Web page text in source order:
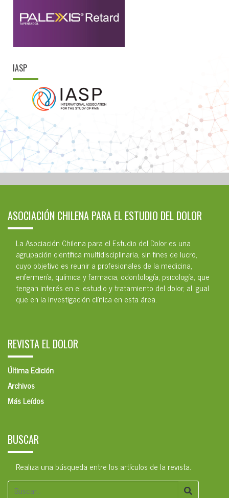
IASP
ASOCIACIÓN CHILENA PARA EL ESTUDIO DEL DOLOR
La Asociación Chilena para el Estudio del Dolor es una
agrupación científica multidisciplinaria, sin fines de lucro,
cuyo objetivo es reunir a profesionales de la medicina,
enfermería, química y farmacia, odontología, psicología, que
tengan interés en el estudio y tratamiento del dolor, al igual
que en la investigación clínica en esta área.
REVISTA EL DOLOR
Última Edición
Archivos
Más Leídos
BUSCAR
Realiza una búsqueda entre los artículos de la revista.